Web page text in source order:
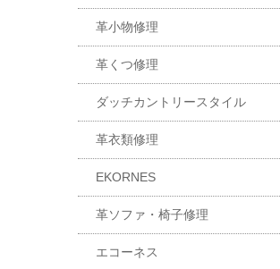
革小物修理
革くつ修理
ダッチカントリースタイル
革衣類修理
EKORNES
革ソファ・椅子修理
エコーネス